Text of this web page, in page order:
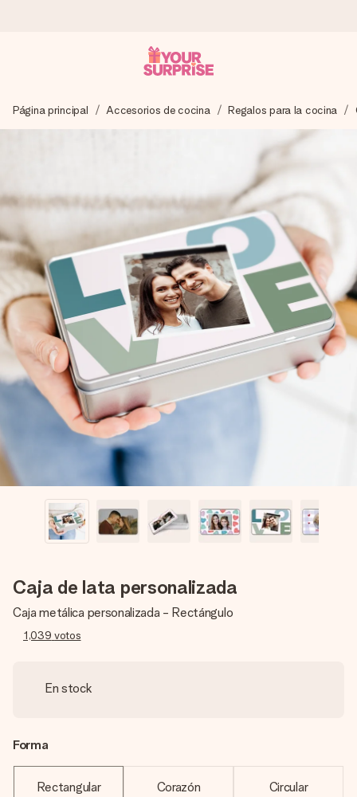
Preparamos tu regalo con cuidado y lo enviamos al vuelo,
para que lo entregues en el momento perfecto, cuando más
4,5 (basado en +15.000 opiniones)
Nuestros regalos inspiran. Los clientes nos dan un 4,5 en
Google Reviews.
Tarjeta de felicitación gratuita
Crea algo único en pocos pasos – con su nombre, tu foto o
un mensaje que llegue al corazón. Sin complicaciones, solo
todo el amor para el momento.
Página principal Accesorios de cocina Regalos para la cocina
Caja de lata personalizada
Caja metálica personalizada - Rectángulo
1,039 votos
En stock
Forma
Rectangular Corazón Circular